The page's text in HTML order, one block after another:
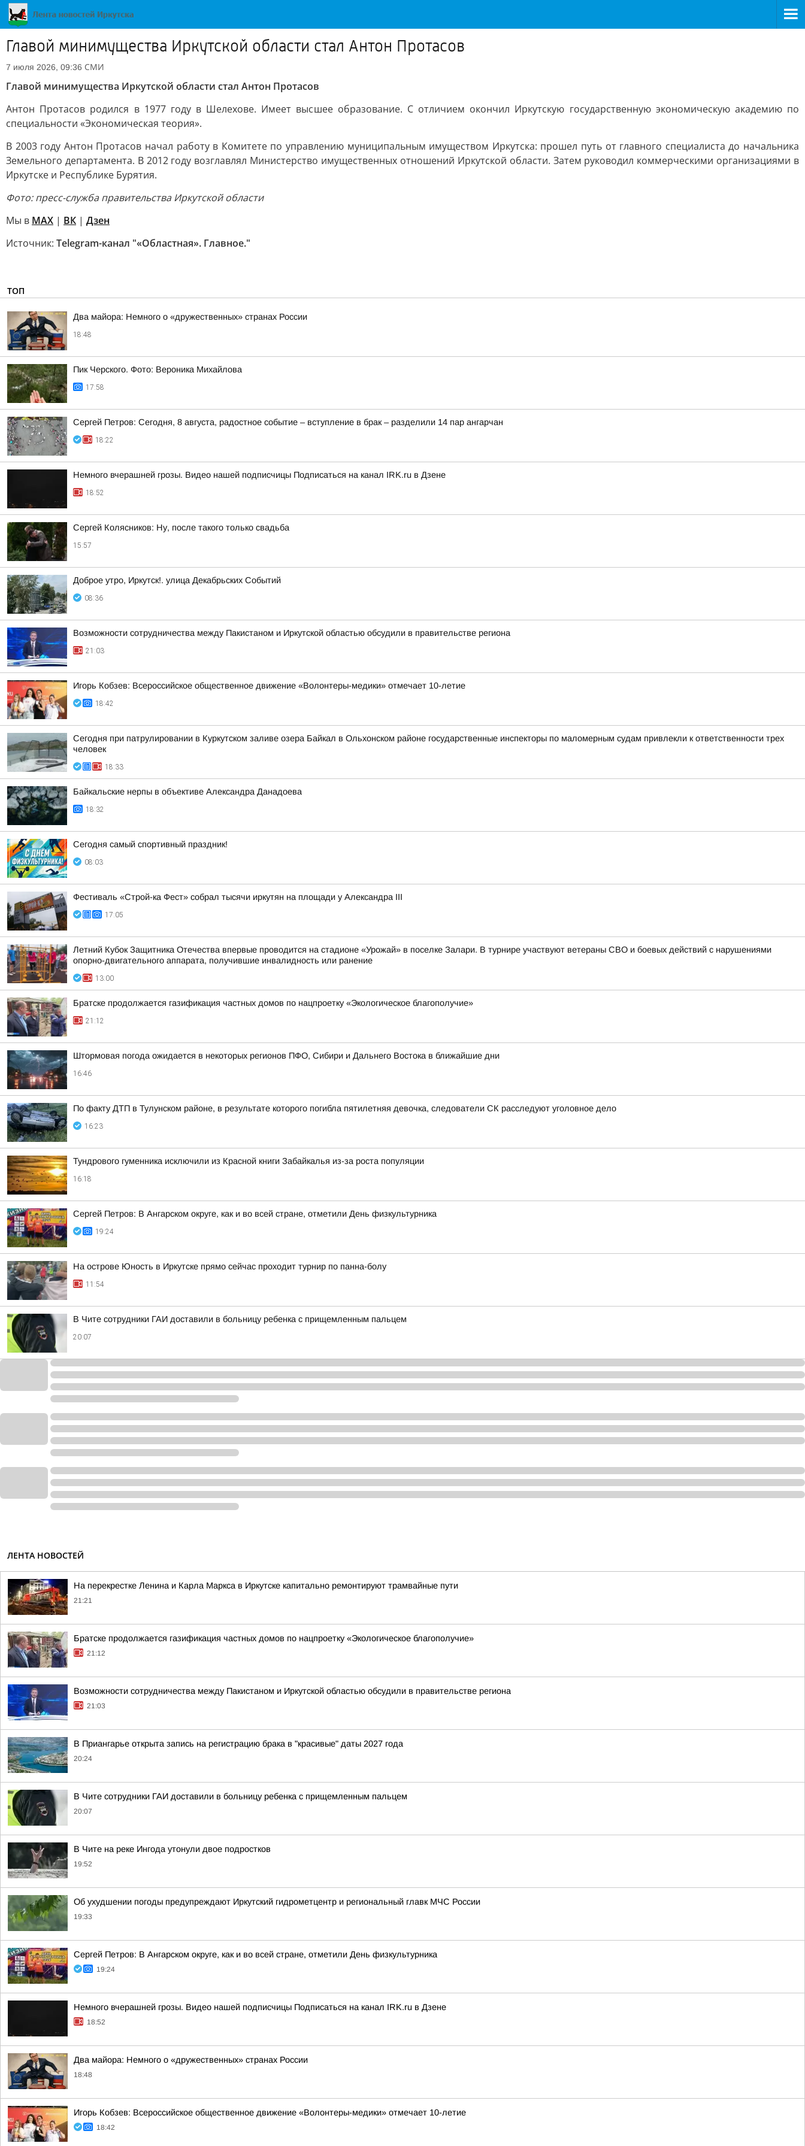
Главой минимущества Иркутской области стал Антон Протасов
7 июля 2026, 09:36 СМИ
Главой минимущества Иркутской области стал Антон Протасов
Антон Протасов родился в 1977 году в Шелехове. Имеет высшее образование. С отличием окончил Иркутскую государственную экономическую академию по
специальности «Экономическая теория».
В 2003 году Антон Протасов начал работу в Комитете по управлению муниципальным имуществом Иркутска: прошел путь от главного специалиста до начальника
Земельного департамента. В 2012 году возглавлял Министерство имущественных отношений Иркутской области. Затем руководил коммерческими организациями в
Иркутске и Республике Бурятия.
Фото: пресс-служба правительства Иркутской области
Мы в MAX | ВК | Дзен
Источник: Telegram-канал "«Областная». Главное."
ТОП
Два майора: Немного о «дружественных» странах России
18:48
Пик Черского. Фото: Вероника Михайлова
17:58
Сергей Петров: Сегодня, 8 августа, радостное событие – вступление в брак – разделили 14 пар ангарчан
18:22
Немного вчерашней грозы. Видео нашей подписчицы Подписаться на канал IRK.ru в Дзене
18:52
Сергей Колясников: Ну, после такого только свадьба
15:57
Доброе утро, Иркутск!. улица Декабрьских Событий
08:36
Возможности сотрудничества между Пакистаном и Иркутской областью обсудили в правительстве региона
21:03
Игорь Кобзев: Всероссийское общественное движение «Волонтеры-медики» отмечает 10-летие
18:42
Сегодня при патрулировании в Куркутском заливе озера Байкал в Ольхонском районе государственные инспекторы по маломерным судам привлекли к ответственности трех
человек
18:33
Байкальские нерпы в объективе Александра Данадоева
18:32
Сегодня самый спортивный праздник!
08:03
Фестиваль «Строй-ка Фест» собрал тысячи иркутян на площади у Александра III
17:05
Летний Кубок Защитника Отечества впервые проводится на стадионе «Урожай» в поселке Залари. В турнире участвуют ветераны СВО и боевых действий с нарушениями
опорно-двигательного аппарата, получившие инвалидность или ранение
13:00
Братске продолжается газификация частных домов по нацпроетку «Экологическое благополучие»
21:12
Штормовая погода ожидается в некоторых регионов ПФО, Сибири и Дальнего Востока в ближайшие дни
16:46
По факту ДТП в Тулунском районе, в результате которого погибла пятилетняя девочка, следователи СК расследуют уголовное дело
16:23
Тундрового гуменника исключили из Красной книги Забайкалья из-за роста популяции
16:18
Сергей Петров: В Ангарском округе, как и во всей стране, отметили День физкультурника
19:24
На острове Юность в Иркутске прямо сейчас проходит турнир по панна-болу
11:54
В Чите сотрудники ГАИ доставили в больницу ребенка с прищемленным пальцем
20:07
ЛЕНТА НОВОСТЕЙ
На перекрестке Ленина и Карла Маркса в Иркутске капитально ремонтируют трамвайные пути
21:21
Братске продолжается газификация частных домов по нацпроетку «Экологическое благополучие»
21:12
Возможности сотрудничества между Пакистаном и Иркутской областью обсудили в правительстве региона
21:03
В Приангарье открыта запись на регистрацию брака в "красивые" даты 2027 года
20:24
В Чите сотрудники ГАИ доставили в больницу ребенка с прищемленным пальцем
20:07
В Чите на реке Ингода утонули двое подростков
19:52
Об ухудшении погоды предупреждают Иркутский гидрометцентр и региональный главк МЧС России
19:33
Сергей Петров: В Ангарском округе, как и во всей стране, отметили День физкультурника
19:24
Немного вчерашней грозы. Видео нашей подписчицы Подписаться на канал IRK.ru в Дзене
18:52
Два майора: Немного о «дружественных» странах России
18:48
Игорь Кобзев: Всероссийское общественное движение «Волонтеры-медики» отмечает 10-летие
18:42